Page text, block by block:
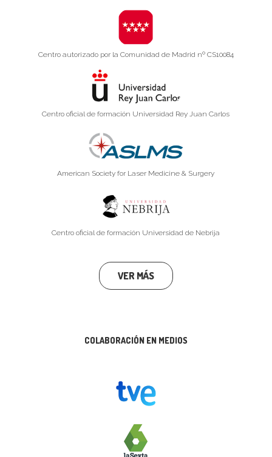
Centro autorizado por la Comunidad de Madrid nº CS10084
Centro oficial de formación Universidad Rey Juan Carlos
American Society for Laser Medicine & Surgery
Centro oficial de formación Universidad de Nebrija
VER MÁS
COLABORACIÓN EN MEDIOS